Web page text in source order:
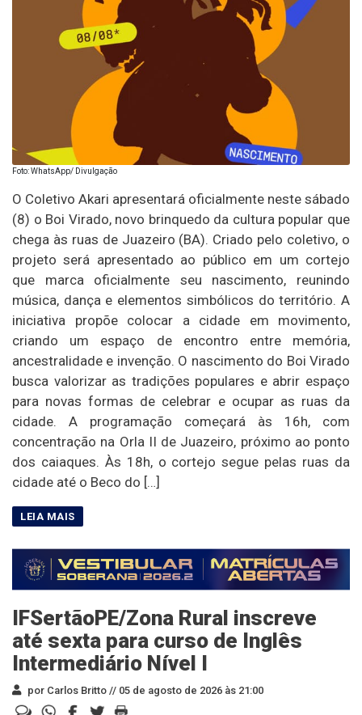
Foto: WhatsApp/ Divulgação
O Coletivo Akari apresentará oficialmente neste sábado
(8) o Boi Virado, novo brinquedo da cultura popular que
chega às ruas de Juazeiro (BA). Criado pelo coletivo, o
projeto será apresentado ao público em um cortejo
que marca oficialmente seu nascimento, reunindo
música, dança e elementos simbólicos do território. A
iniciativa propõe colocar a cidade em movimento,
criando um espaço de encontro entre memória,
ancestralidade e invenção. O nascimento do Boi Virado
busca valorizar as tradições populares e abrir espaço
para novas formas de celebrar e ocupar as ruas da
cidade. A programação começará às 16h, com
concentração na Orla II de Juazeiro, próximo ao ponto
dos caiaques. Às 18h, o cortejo segue pelas ruas da
cidade até o Beco do […]
IFSertãoPE/Zona Rural inscreve
até sexta para curso de Inglês
Intermediário Nível I
por Carlos Britto // 05 de agosto de 2026 às 21:00